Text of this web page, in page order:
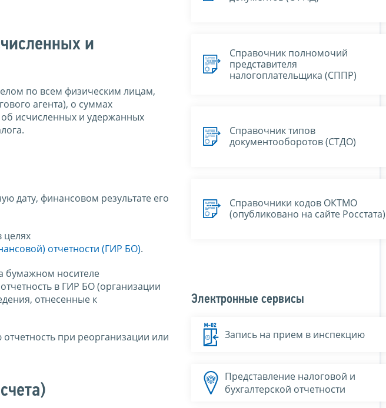
и
по всем физическим лицам,
агента), о суммах
исчисленных и удержанных
дату, финансовом результате его
целях
отчетности (ГИР БО).
бумажном носителе
в ГИР БО (организации
отнесенные к
отчетность при реорганизации или
Справочник полномочий
представителя
налогоплательщика (СППР)
Справочник типов
документооборотов (СТДО)
Справочники кодов ОКТМО
(опубликовано на сайте Росстата)
Электронные сервисы
Запись на прием в инспекцию
Представление налоговой и
бухгалтерской отчетности